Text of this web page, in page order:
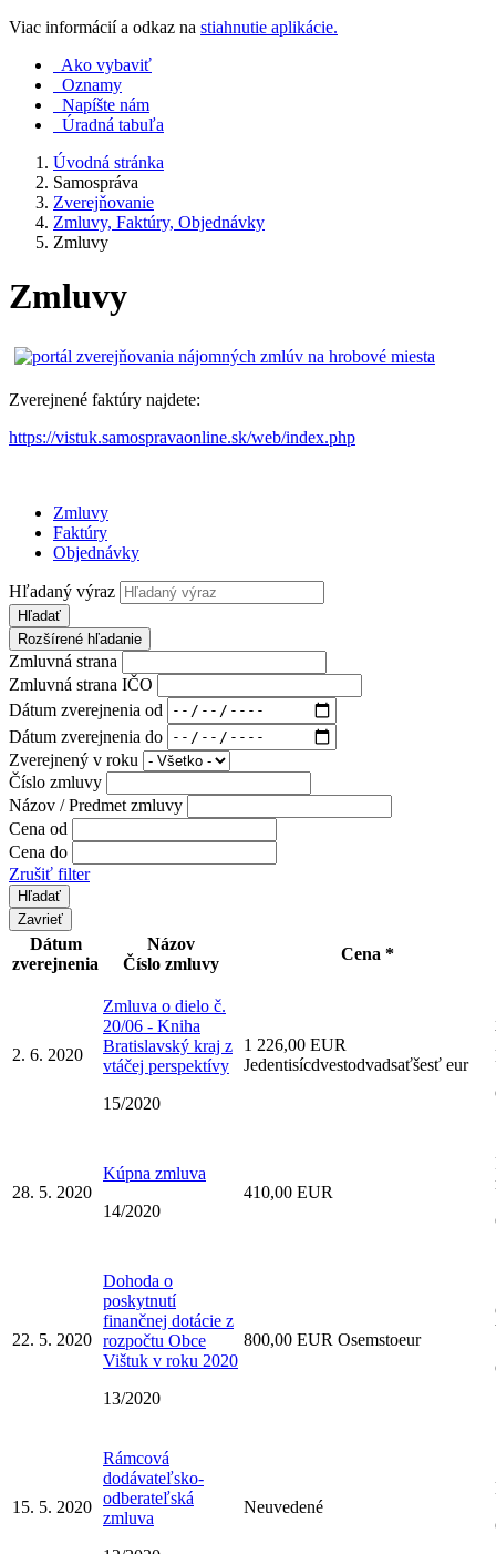
Viac informácií a odkaz na stiahnutie aplikácie.
Ako vybaviť
Oznamy
Napíšte nám
Úradná tabuľa
Úvodná stránka
Samospráva
Zverejňovanie
Zmluvy, Faktúry, Objednávky
Zmluvy
Zmluvy
Zverejnené faktúry najdete:
https://vistuk.samospravaonline.sk/web/index.php
Zmluvy
Faktúry
Objednávky
Hľadaný výraz
Hľadať
Rozšírené hľadanie
Zmluvná strana
Zmluvná strana IČO
Dátum zverejnenia od
Dátum zverejnenia do
Zverejnený v roku
Číslo zmluvy
Názov / Predmet zmluvy
Cena od
Cena do
Zrušiť filter
Zavrieť
Dátum
zverejnenia
Názov
Číslo zmluvy
Cena *
2. 6. 2020
Zmluva o dielo č.
20/06 - Kniha
Bratislavský kraj z
vtáčej perspektívy
15/2020
1 226,00 EUR
Jedentisícdvestodvadsaťšesť eur
28. 5. 2020
Kúpna zmluva
14/2020
410,00 EUR
22. 5. 2020
Dohoda o
poskytnutí
finančnej dotácie z
rozpočtu Obce
Vištuk v roku 2020
13/2020
800,00 EUR Osemstoeur
15. 5. 2020
Rámcová
dodávateľsko-
odberateľská
zmluva
Neuvedené